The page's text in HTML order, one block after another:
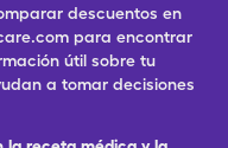
descuentos en
para encontrar
útil sobre tu
a tomar decisiones